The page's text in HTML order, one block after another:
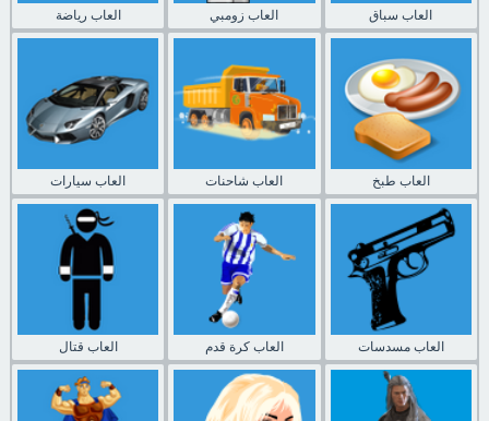
العاب رياضة العاب زومبي العاب سباق
العاب سيارات العاب شاحنات العاب طبخ
العاب قتال العاب كرة قدم العاب مسدسات